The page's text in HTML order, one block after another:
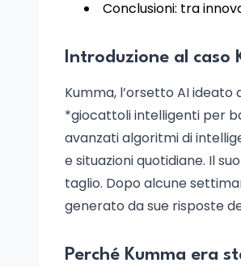
Conclusioni: tra
Introduzione al caso
Kumma, l’orsetto AI
*giocattoli intelligenti per
avanzati algoritmi di
e situazioni quotidiane. Il
taglio. Dopo alcune
generato da sue risposte
Perché Kumma era